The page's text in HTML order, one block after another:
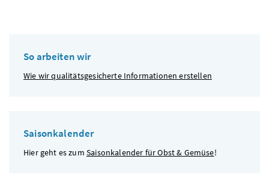
So arbeiten wir
Wie wir qualitätsgesicherte Informationen erstellen
Saisonkalender
Hier geht es zum Saisonkalender für Obst & Gemüse!